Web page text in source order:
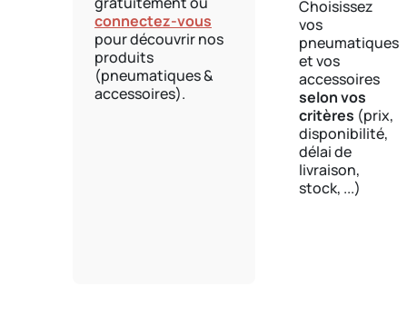
connectez-vous
pour découvrir nos
produits
(pneumatiques &
accessoires).
Choisissez
vos
pneumatiques
et vos
accessoires
selon vos
critères (prix,
disponibilité,
délai de
livraison,
stock, ...)